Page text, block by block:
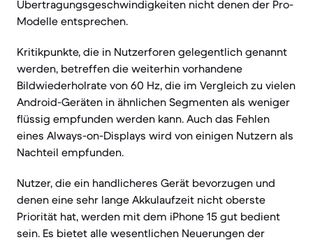
Übertragungsgeschwindigkeiten nicht denen der Pro-
Modelle entsprechen.
Kritikpunkte, die in Nutzerforen gelegentlich genannt
werden, betreffen die weiterhin vorhandene
Bildwiederholrate von 60 Hz, die im Vergleich zu vielen
Android-Geräten in ähnlichen Segmenten als weniger
flüssig empfunden werden kann. Auch das Fehlen
eines Always-on-Displays wird von einigen Nutzern als
Nachteil empfunden.
Nutzer, die ein handlicheres Gerät bevorzugen und
denen eine sehr lange Akkulaufzeit nicht oberste
Priorität hat, werden mit dem iPhone 15 gut bedient
sein. Es bietet alle wesentlichen Neuerungen der